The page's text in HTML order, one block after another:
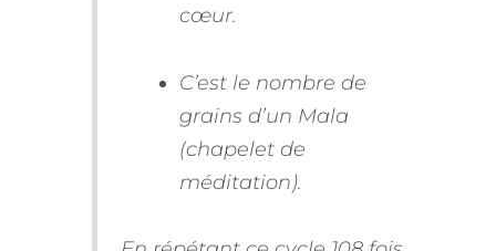
cœur.
C’est le nombre de
grains d’un Mala
(chapelet de
méditation).